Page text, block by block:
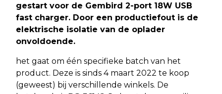
gestart voor de Gembird 2-port 18W USB
fast charger. Door een productiefout is de
elektrische isolatie van de oplader
onvoldoende.
het gaat om één specifieke batch van het
product. Deze is sinds 4 maart 2022 te koop
(geweest) bij verschillende winkels. De